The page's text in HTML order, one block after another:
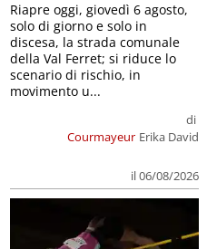
Courmayeur
di
Erika David
il 06/08/2026
Riapre oggi, giovedì 6 agosto,
solo di giorno e solo in
discesa, la strada comunale
della Val Ferret; si riduce lo
scenario di rischio, in
movimento u...